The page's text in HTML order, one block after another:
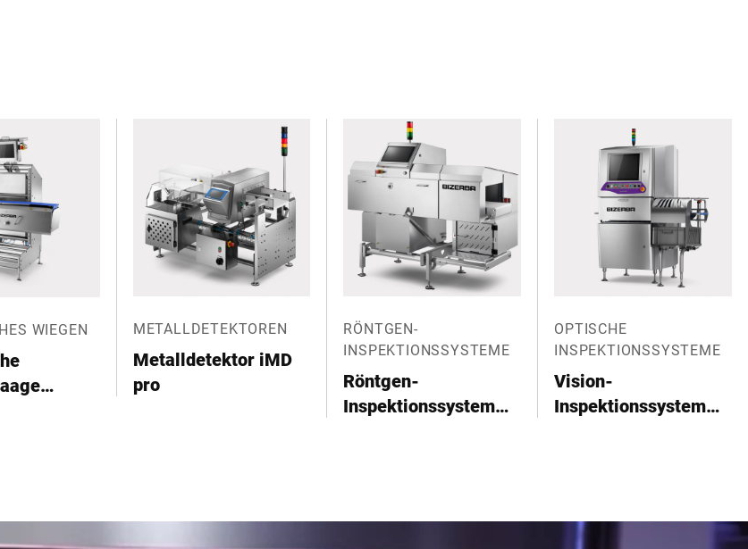
WIEGEN METALLDETEKTOREN
Metalldetektor iMD
pro
RÖNTGEN-
INSPEKTIONSSYSTEME
Röntgen-
Inspektionssystem
OPTISCHE
INSPEKTIONSSYSTEME
Vision-
Inspektionssystem